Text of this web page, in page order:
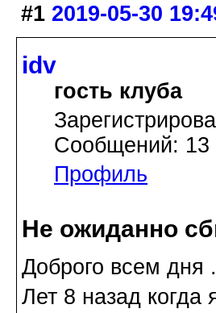
#1 2019-05-30
idv
гость клуба
Сообщений: 13
Профиль
Не ожиданно
Доброго всем дня .
Лет 8 назад